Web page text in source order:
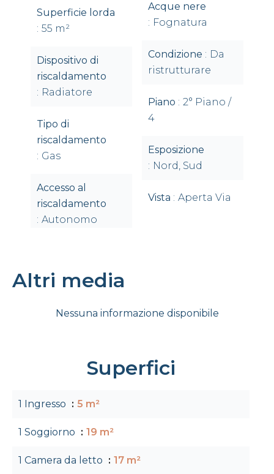
Superficie lorda
55 m²
Dispositivo di
riscaldamento
Radiatore
Tipo di
riscaldamento
Gas
Accesso al
riscaldamento
Autonomo
Acque nere
Fognatura
Condizione
Da
ristrutturare
Piano
2° Piano /
4
Esposizione
Nord, Sud
Vista Aperta Via
Altri media
Nessuna informazione disponibile
Superfici
1 Ingresso 5 m²
1 Soggiorno 19 m²
1 Camera da letto 17 m²